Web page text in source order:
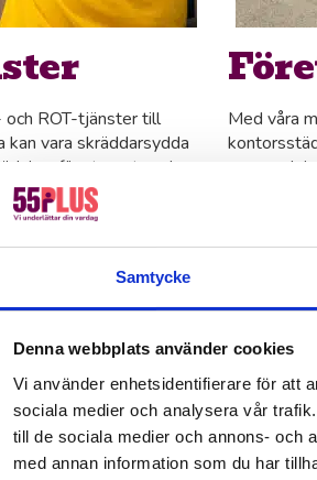
Samtycke
Denna webbplats använder cookies
Vi använder enhetsidentifierare för att
sociala medier och analysera vår
till de sociala medier och annons- och
med annan information som du har
ROT-tjänster till
vara skräddarsydda
fönsterputs och
kan tänkas önska hjälp
Med våra
Läs
Lerum/Härryda/Landvetter
med varierande problem att lösa för
Våra medarbetare har roligt
från en mängd branscher och